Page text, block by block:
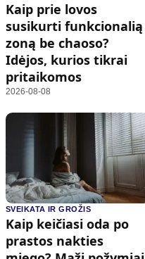
Kaip prie lovos
susikurti funkcionalią
zoną be chaoso?
Idėjos, kurios tikrai
pritaikomos
2026-08-08
SVEIKATA IR GROŽIS
Kaip keičiasi oda po
prastos nakties